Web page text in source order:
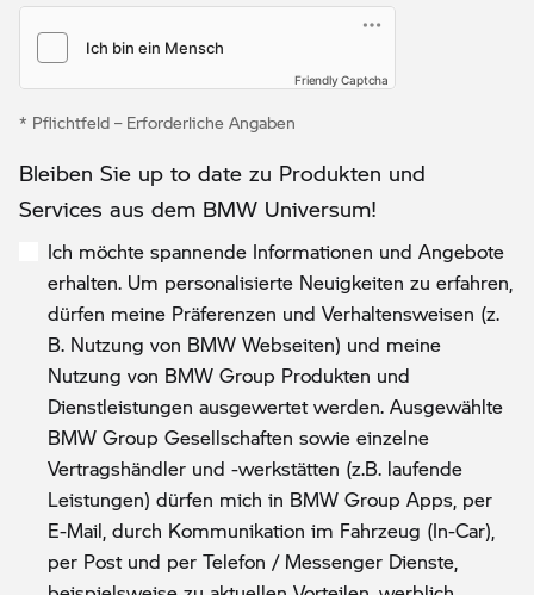
Friendly Captcha
* Pflichtfeld – Erforderliche Angaben
Bleiben Sie up to date zu Produkten und
Services aus dem BMW Universum!
Ich möchte spannende Informationen und Angebote
erhalten. Um personalisierte Neuigkeiten zu erfahren,
dürfen meine Präferenzen und Verhaltensweisen (z.
B. Nutzung von BMW Webseiten) und meine
Nutzung von BMW Group Produkten und
Dienstleistungen ausgewertet werden. Ausgewählte
BMW Group Gesellschaften sowie einzelne
Vertragshändler und -werkstätten (z.B. laufende
Leistungen) dürfen mich in BMW Group Apps, per
E-Mail, durch Kommunikation im Fahrzeug (In-Car),
per Post und per Telefon / Messenger Dienste,